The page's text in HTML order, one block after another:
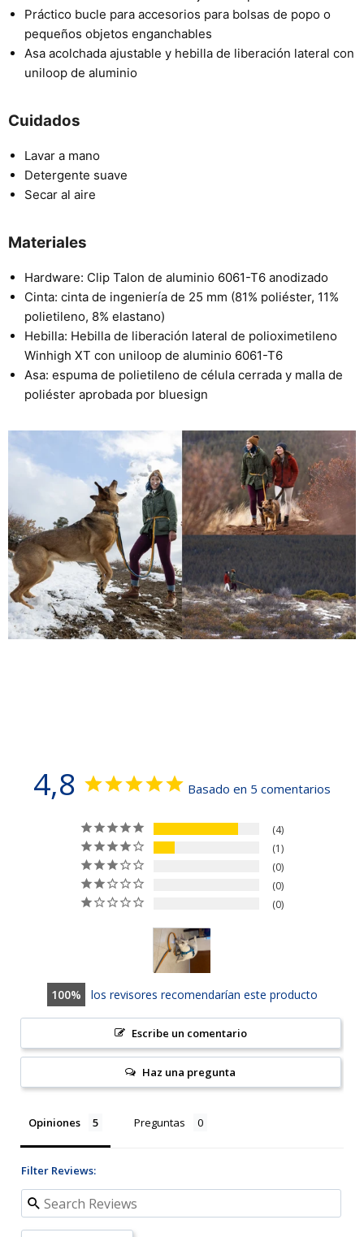
Práctico bucle para accesorios para bolsas de popo o
pequeños objetos enganchables
Asa acolchada ajustable y hebilla de liberación lateral con
uniloop de aluminio
Cuidados
Lavar a mano
Detergente suave
Secar al aire
Materiales
Hardware: Clip Talon de aluminio 6061-T6 anodizado
Cinta: cinta de ingeniería de 25 mm (81% poliéster, 11%
polietileno, 8% elastano)
Hebilla: Hebilla de liberación lateral de polioximetileno
Winhigh XT con uniloop de aluminio 6061-T6
Asa: espuma de polietileno de célula cerrada y malla de
poliéster aprobada por bluesign
4,8 Basado en 5 comentarios
4
1
0
0
0
100 los revisores recomendarían este producto
Escribe un comentario
Haz una pregunta
Opiniones Preguntas
Filter Reviews: